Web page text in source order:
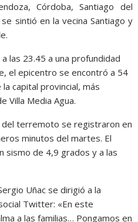
Córdoba, Santiago del
sintió en la vecina Santiago y
las 23.45 a una profundidad
el epicentro se encontró a 54
capital provincial, más
Villa Media Agua.
del terremoto se registraron en
minutos del martes. El
sismo de 4,9 grados y a las
Uñac se dirigió a la
Twitter: «En este
a las familias… Pongamos en